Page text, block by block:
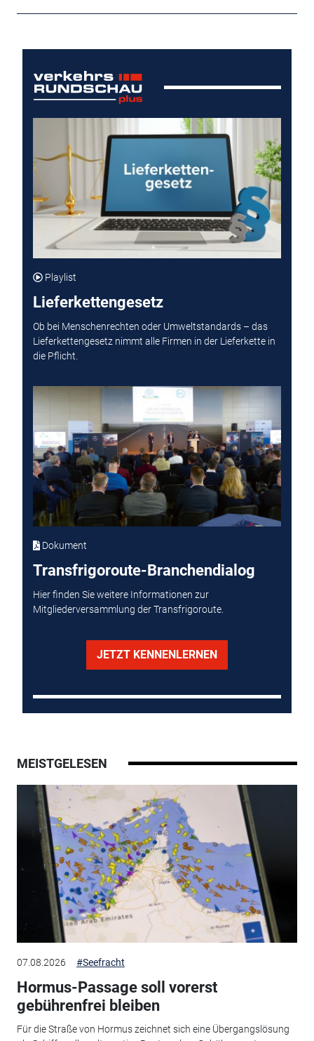
Playlist
Lieferkettengesetz
Ob bei Menschenrechten oder Umweltstandards – das
Lieferkettengesetz nimmt alle Firmen in der Lieferkette in
die Pflicht.
Dokument
Transfrigoroute-Branchendialog
Hier finden Sie weitere Informationen zur
Mitgliederversammlung der Transfrigoroute.
JETZT KENNENLERNEN
MEISTGELESEN
07.08.2026 #Seefracht
Hormus-Passage soll vorerst
gebührenfrei bleiben
Für die Straße von Hormus zeichnet sich eine Übergangslösung